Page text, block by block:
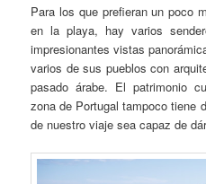
Para los que prefieran un poco
en la playa, hay varios
impresionantes vistas
varios de sus pueblos con
pasado árabe. El patrimonio
zona de Portugal tampoco tiene
de nuestro viaje sea capaz de